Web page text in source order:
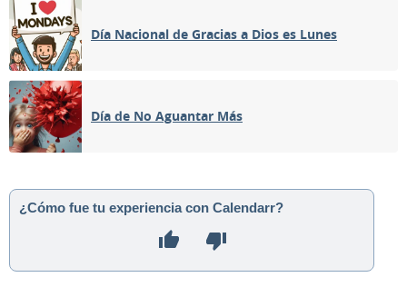
Día Nacional de Gracias a Dios es Lunes
Día de No Aguantar Más
¿Cómo fue tu experiencia con Calendarr?